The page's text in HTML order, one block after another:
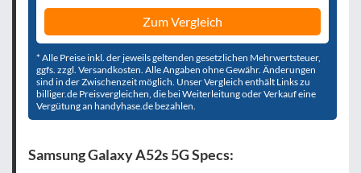
Zum Vergleich
* Alle Preise inkl. der jeweils geltenden gesetzlichen Mehrwertsteuer,
ggfs. zzgl. Versandkosten. Alle Angaben ohne Gewähr. Änderungen
sind in der Zwischenzeit möglich. Unser Vergleich enthält Links zu
billiger.de Preisvergleichen, die bei Weiterleitung oder Verkauf eine
Vergütung an handyhase.de bezahlen.
Samsung Galaxy A52s 5G Specs: